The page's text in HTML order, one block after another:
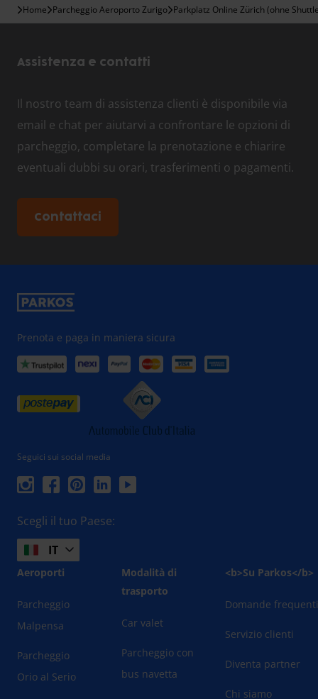
Home Parcheggio Aeroporto Zurigo Parkplatz Online Zürich (ohne
Assistenza e contatti
Il nostro team di assistenza clienti è disponibile via
email e chat per aiutarvi a confrontare le opzioni di
parcheggio, completare la prenotazione e chiarire
eventuali dubbi su orari, trasferimenti o pagamenti.
Contattaci
Prenota e paga in maniera sicura
Seguici sui social media
Scegli il tuo Paese:
IT
Aeroporti
Parcheggio
Malpensa
Parcheggio
Orio al Serio
Modalità di
trasporto
Car valet
Parcheggio con
bus navetta
<b>Su Parkos</b>
Domande
Servizio clienti
Diventa partner
Chi siamo